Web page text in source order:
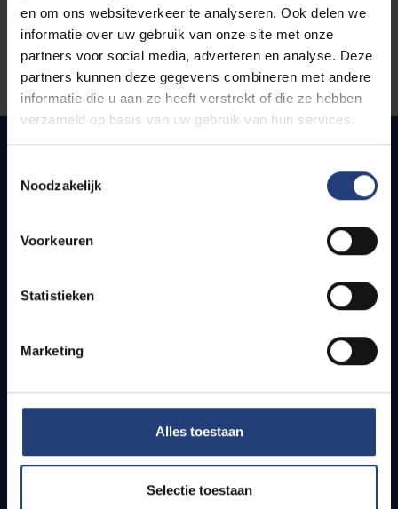
en om ons websiteverkeer te analyseren. Ook delen we
informatie over uw gebruik van onze site met onze
partners voor social media, adverteren en analyse. Deze
partners kunnen deze gegevens combineren met andere
informatie die u aan ze heeft verstrekt of die ze hebben
verzameld op basis van uw gebruik van hun services.
Noodzakelijk
Voorkeuren
Statistieken
Marketing
Alles toestaan
Selectie toestaan
Snel naar
Bereikbaarheid
Studenten
PhD-studenten